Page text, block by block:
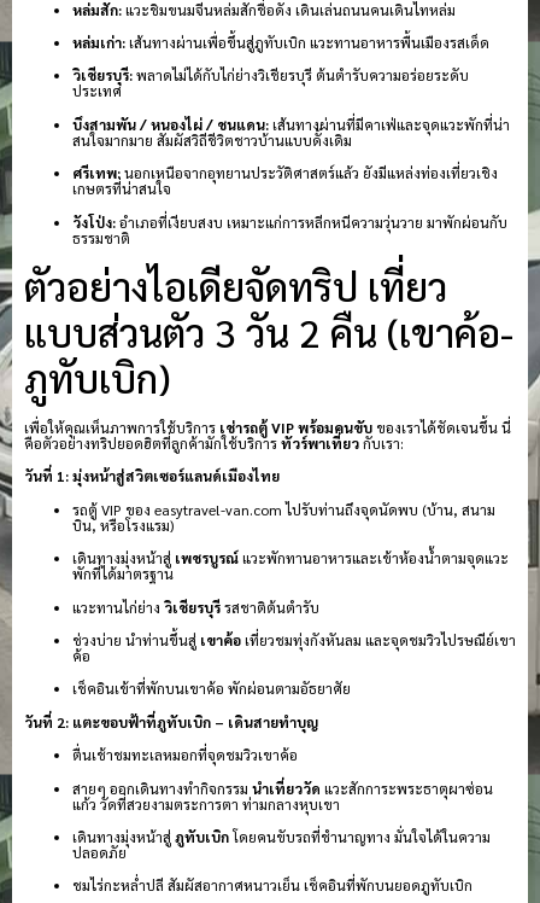
หล่มสัก:แวะชิมขนมจีนหล่มสักชื่อดัง เดินเล่นถนนคนเดินไทหล่ม
หล่มเก่า:เส้นทางผ่านเพื่อขึ้นสู่ภูทับเบิก แวะทานอาหารพื้นเมืองรสเด็ด
วิเชียรบุรี:พลาดไม่ได้กับไก่ย่างวิเชียรบุรี ต้นตำรับความอร่อยระดับ
ประเทศ
บึงสามพัน / หนองไผ่ / ชนแดน:เส้นทางผ่านที่มีคาเฟ่และจุดแวะพักที่น่า
สนใจมากมาย สัมผัสวิถีชีวิตชาวบ้านแบบดั้งเดิม
ศรีเทพ:นอกเหนือจากอุทยานประวัติศาสตร์แล้ว ยังมีแหล่งท่องเที่ยวเชิง
เกษตรที่น่าสนใจ
วังโป่ง:อำเภอที่เงียบสงบ เหมาะแก่การหลีกหนีความวุ่นวาย มาพักผ่อนกับ
ธรรมชาติ
ตัวอย่างไอเดียจัดทริป เที่ยว
แบบส่วนตัว 3 วัน 2 คืน (เขาค้อ-
ภูทับเบิก)
เพื่อให้คุณเห็นภาพการใช้บริการ เช่ารถตู้ VIP พร้อมคนขับ ของเราได้ชัดเจนขึ้น นี่
คือตัวอย่างทริปยอดฮิตที่ลูกค้ามักใช้บริการทัวร์พาเที่ยวกับเรา:
วันที่ 1: มุ่งหน้าสู่สวิตเซอร์แลนด์เมืองไทย
รถตู้ VIP ของ easytravel-van.com ไปรับท่านถึงจุดนัดพบ (บ้าน, สนาม
บิน, หรือโรงแรม)
เดินทางมุ่งหน้าสู่ เพชรบูรณ์แวะพักทานอาหารและเข้าห้องน้ำตามจุดแวะ
พักที่ได้มาตรฐาน
แวะทานไก่ย่าง วิเชียรบุรีรสชาติต้นตำรับ
ช่วงบ่าย นำท่านขึ้นสู่ เขาค้อเที่ยวชมทุ่งกังหันลม และจุดชมวิวไปรษณีย์เขา
ค้อ
เช็คอินเข้าที่พักบนเขาค้อ พักผ่อนตามอัธยาศัย
วันที่ 2: แตะขอบฟ้าที่ภูทับเบิก – เดินสายทำบุญ
ตื่นเช้าชมทะเลหมอกที่จุดชมวิวเขาค้อ
สายๆ ออกเดินทางทำกิจกรรม นำเที่ยววัด แวะสักการะพระธาตุผาซ่อน
แก้ว วัดที่สวยงามตระการตา ท่ามกลางหุบเขา
เดินทางมุ่งหน้าสู่ ภูทับเบิกโดยคนขับรถที่ชำนาญทาง มั่นใจได้ในความ
ปลอดภัย
ชมไร่กะหล่ำปลี สัมผัสอากาศหนาวเย็น เช็คอินที่พักบนยอดภูทับเบิก